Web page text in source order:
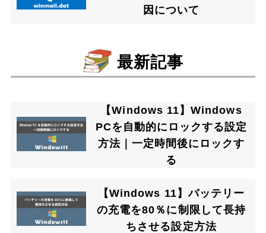
因について
最新記事
【Windows 11】Windows
PCを自動的にロックする設定
方法｜一定時間後にロックす
る
【Windows 11】バッテリー
の充電を80％に制限して長持
ちさせる設定方法